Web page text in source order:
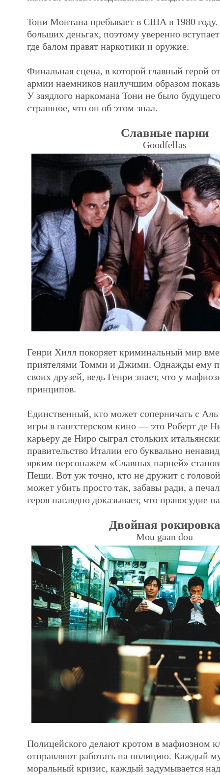
Тони Монтана пребывает в США в 1980 году.
больших деньгах, поэтому уверенно
где балом правят наркотики и оружие.
Финальная сцена, в которой главный герой
армии наемников наилучшим образом
У заядлого наркомана Тони не было
страшное, что он об этом знал.
Славные парни
Goodfellas
Генри Хилл покоряет криминальный мир
приятелями Томми и Джими. Однажды ему
своих друзей, ведь Генри знает, что у
принципов.
Единственный, кто может соперничать с
игры в гангстерском кино — это Роберт де
карьеру де Ниро сыграл стольких
правительство Италии его буквально
ярким персонажем «Славных парней»
Пеши. Вот уж точно, кто не дружит с
может убить просто так, забавы ради, а
героя наглядно доказывает, что правосудие
Двойная рокировка
Mou gaan dou
Полицейского делают кротом в мафиозном
отправляют работать на полицию. Каждый
моральный кризис, каждый задумывается